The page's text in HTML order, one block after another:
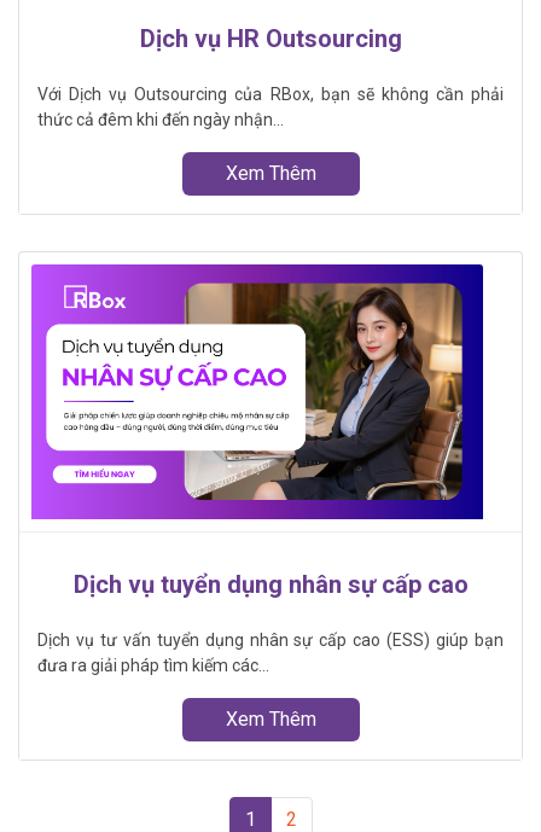
Dịch vụ HR Outsourcing
Với Dịch vụ Outsourcing của RBox, bạn sẽ không cần phải
thức cả đêm khi đến ngày nhận...
Xem Thêm
Dịch vụ tuyển dụng nhân sự cấp cao
Dịch vụ tư vấn tuyển dụng nhân sự cấp cao (ESS) giúp bạn
đưa ra giải pháp tìm kiếm các...
Xem Thêm
1 2